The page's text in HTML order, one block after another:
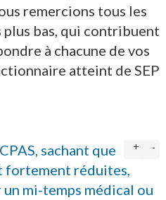
remercions tous les
bas, qui contribuent
à chacune de vos
atteint de SEP
+ -
sachant que
fortement réduites,
mi-temps médical ou